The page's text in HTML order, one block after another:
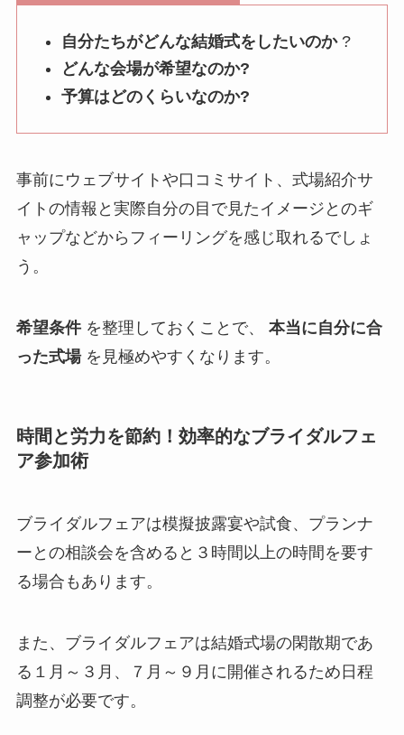
自分たちがどんな結婚式をしたいのか?
どんな会場が希望なのか?
予算はどのくらいなのか?
事前にウェブサイトや口コミサイト、式場紹介サ
イトの情報と実際自分の目で見たイメージとのギ
ャップなどからフィーリングを感じ取れるでしょ
う。
希望条件を整理しておくことで、 本当に自分に合
った式場を見極めやすくなります。
時間と労力を節約！効率的なブライダルフェ
ア参加術
ブライダルフェアは模擬披露宴や試食、プランナ
ーとの相談会を含めると３時間以上の時間を要す
る場合もあります。
また、ブライダルフェアは結婚式場の閑散期であ
る１月～３月、７月～９月に開催されるため日程
調整が必要です。